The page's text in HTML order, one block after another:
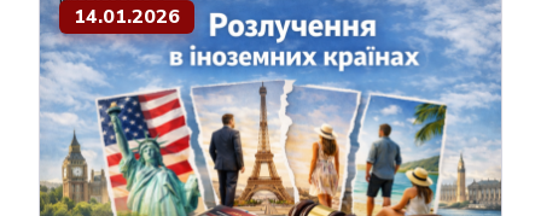
14.01.2026